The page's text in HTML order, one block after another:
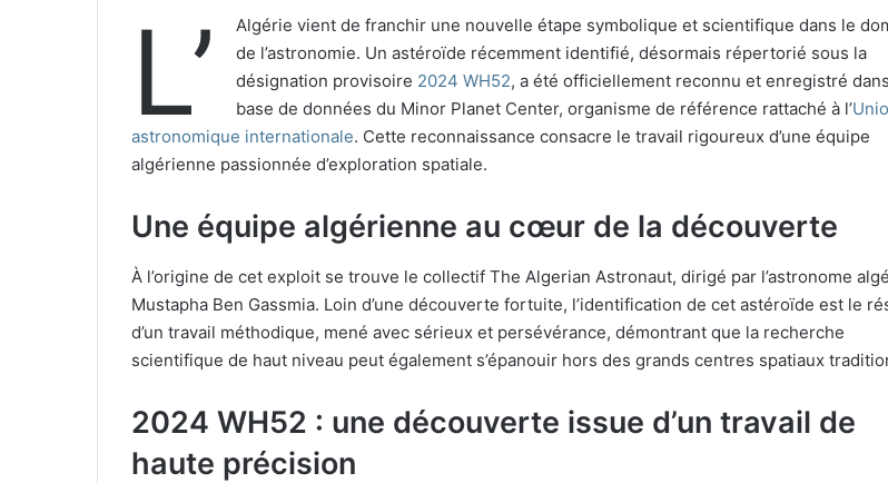
L’
Algérie vient de franchir une nouvelle étape symbolique et scientifique dans le
de l’astronomie. Un astéroïde récemment identifié, désormais répertorié sous la
désignation provisoire 2024 WH52, a été officiellement reconnu et enregistré
base de données du Minor Planet Center, organisme de référence rattaché à l’
astronomique internationale. Cette reconnaissance consacre le travail rigoureux d’une équipe
algérienne passionnée d’exploration spatiale.
Une équipe algérienne au cœur de la découverte
À l’origine de cet exploit se trouve le collectif The Algerian Astronaut, dirigé par l’astronome
Mustapha Ben Gassmia. Loin d’une découverte fortuite, l’identification de cet astéroïde est le
d’un travail méthodique, mené avec sérieux et persévérance, démontrant que la recherche
scientifique de haut niveau peut également s’épanouir hors des grands centres spatiaux
2024 WH52 : une découverte issue d’un travail de
haute précision